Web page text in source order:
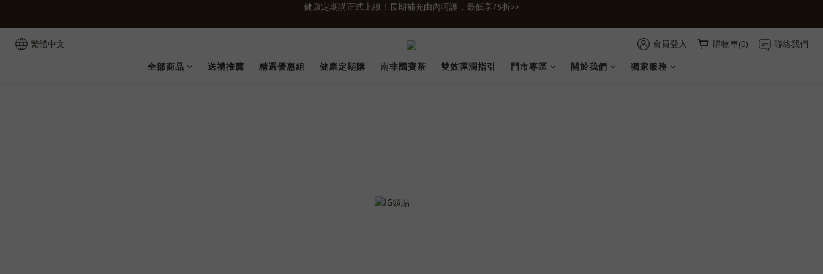
新會員首購輸入【newgifts】滿額最高現折$100
新會員首購輸入【newgifts】滿額最高現折$100
單筆滿千贈【膠原蛋白15入體驗禮】限時贈送立即下單>>>
健康定期購正式上線！長期補充由內呵護，最低享75折>>
繁體中文 會員登入 購物車(0) 聯絡我們
全部商品 送禮推薦 精選優惠組 健康定期購 南非國寶茶 雙效彈潤指引 門市專區 關於我們 獨家服務